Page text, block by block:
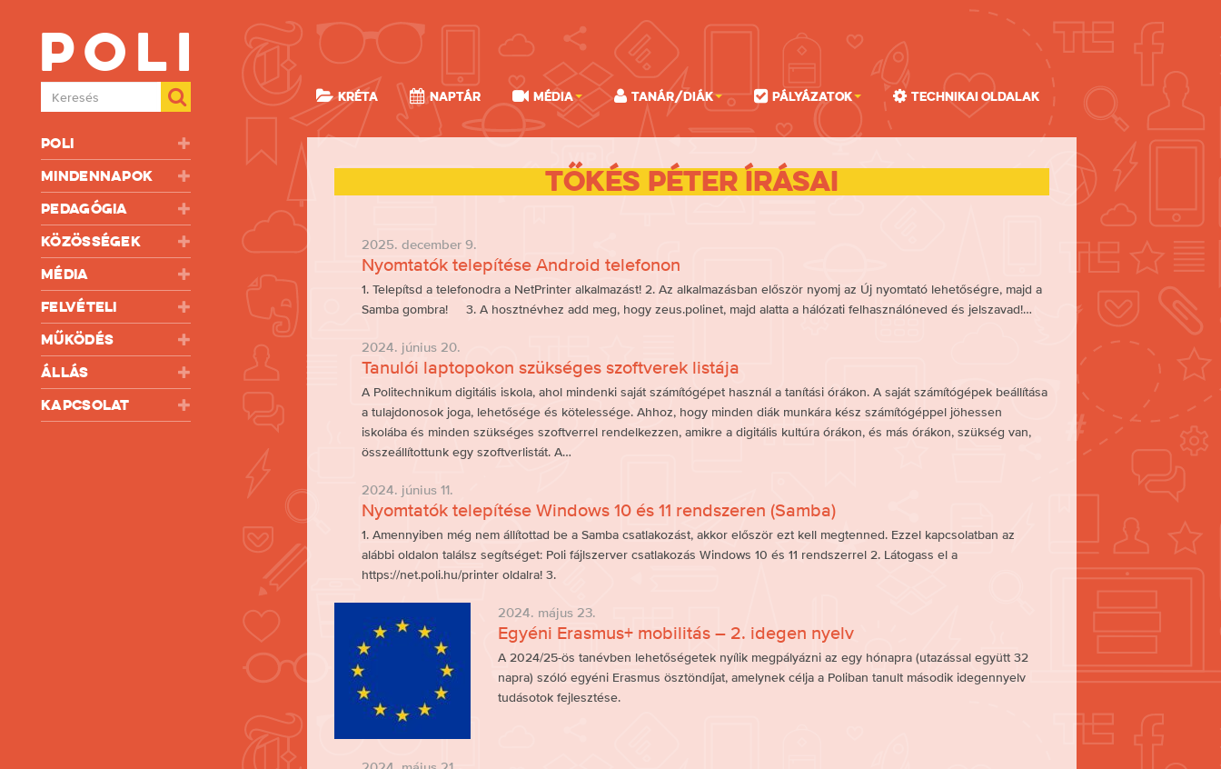
Poli
Mindennapok
Pedagógia
Közösségek
Média
Felvételi
Működés
Állás
Kapcsolat
Poli
Keresés KRÉTA Naptár Média Tanár/Diák Pályázatok Technikai oldalak
Tőkés Péter írásai
2025. december 9.
Nyomtatók telepítése Android telefonon
1. Telepítsd a telefonodra a NetPrinter alkalmazást! 2. Az alkalmazásban először nyomj az Új nyomtató lehetőségre, majd a
Samba gombra! 3. A hosztnévhez add meg, hogy zeus.polinet, majd alatta a hálózati felhasználóneved és jelszavad!…
2024. június 20.
Tanulói laptopokon szükséges szoftverek listája
A Politechnikum digitális iskola, ahol mindenki saját számítógépet használ a tanítási órákon. A saját számítógépek beállítása
a tulajdonosok joga, lehetősége és kötelessége. Ahhoz, hogy minden diák munkára kész számítógéppel jöhessen
iskolába és minden szükséges szoftverrel rendelkezzen, amikre a digitális kultúra órákon, és más órákon, szükség van,
összeállítottunk egy szoftverlistát. A…
2024. június 11.
Nyomtatók telepítése Windows 10 és 11 rendszeren (Samba)
1. Amennyiben még nem állítottad be a Samba csatlakozást, akkor először ezt kell megtenned. Ezzel kapcsolatban az
alábbi oldalon találsz segítséget: Poli fájlszerver csatlakozás Windows 10 és 11 rendszerrel 2. Látogass el a
https://net.poli.hu/printer oldalra! 3.
2024. május 23.
Egyéni Erasmus+ mobilitás – 2. idegen nyelv
A 2024/25-ös tanévben lehetőségetek nyílik megpályázni az egy hónapra (utazással együtt 32
napra) szóló egyéni Erasmus ösztöndíjat, amelynek célja a Poliban tanult második idegennyelv
tudásotok fejlesztése.